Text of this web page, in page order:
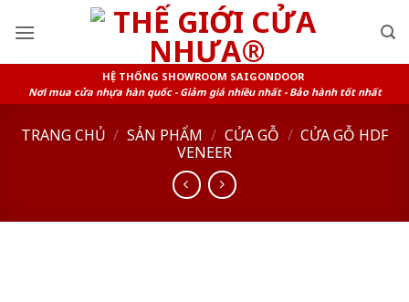
HỆ THỐNG SHOWROOM SAIGONDOOR
Nơi mua cửa nhựa hàn quốc - Giảm giá nhiều nhất - Bảo hành tốt nhất
TRANG CHỦ / SẢN PHẨM / CỬA GỖ / CỬA GỖ HDF
VENEER